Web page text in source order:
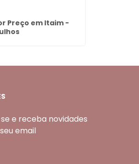
Preço em Itaim -
e receba novidades
email